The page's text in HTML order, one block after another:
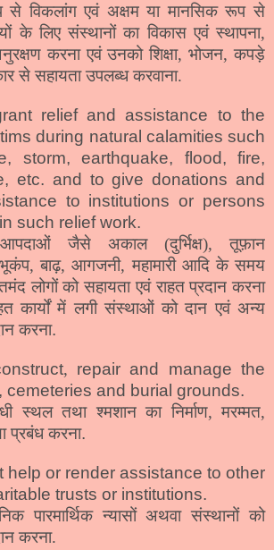
से विकलांग एवं अक्षम या मानसिक रूप से
के लिए संस्थानों का विकास एवं स्थापना,
करना एवं उनको शिक्षा, भोजन, कपड़े
से सहायता उपलब्ध करवाना.
relief and assistance to the
during natural calamities such
storm, earthquake, flood, fire,
etc. and to give donations and
to institutions or persons
such relief work.
आपदाओं जैसे अकाल (दुर्भिक्ष), तूफ़ान
बाढ़, आगजनी, महामारी आदि के समय
लोगों को सहायता एवं राहत प्रदान करना
कार्यों में लगी संस्थाओं को दान एवं अन्य
करना.
, repair and manage the
cemeteries and burial grounds.
स्थल तथा श्मशान का निर्माण, मरम्मत,
प्रबंध करना.
help or render assistance to other
trusts or institutions.
पारमार्थिक न्यासों अथवा संस्थानों को
करना.